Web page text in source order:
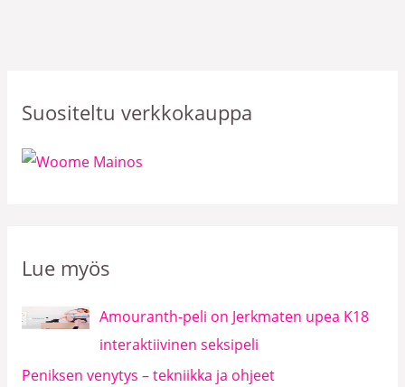
Suositeltu verkkokauppa
Lue myös
Amouranth-peli on Jerkmaten upea K18
interaktiivinen seksipeli
Peniksen venytys – tekniikka ja ohjeet